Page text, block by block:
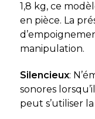
1,8 kg, ce
en pièce. La
manipulation.
Silencieux:
sonores
peut s’utiliser